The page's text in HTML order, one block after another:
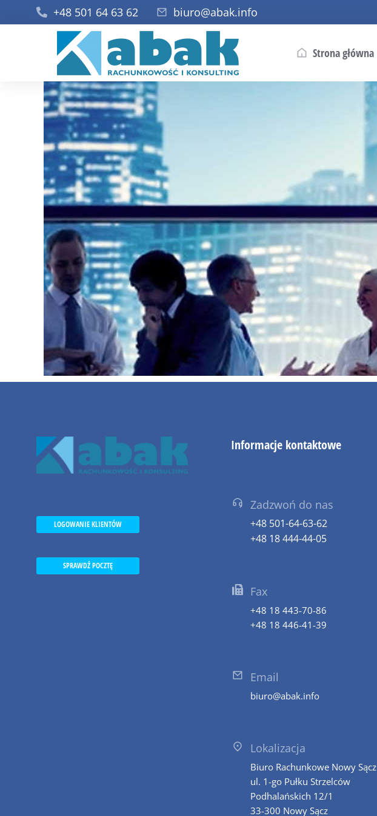
+48 501 64 63 62 biuro@abak.info
Strona główna
LOGOWANIE KLIENTÓW
SPRAWDŹ POCZTĘ
Informacje kontaktowe
Zadzwoń do nas
+48 501-64-63-62
+48 18 444-44-05
Fax
+48 18 443-70-86
+48 18 446-41-39
Email
biuro@abak.info
Lokalizacja
Biuro Rachunkowe Nowy Sącz
ul. 1-go Pułku Strzelców
Podhalańskich 12/1
33-300 Nowy Sącz